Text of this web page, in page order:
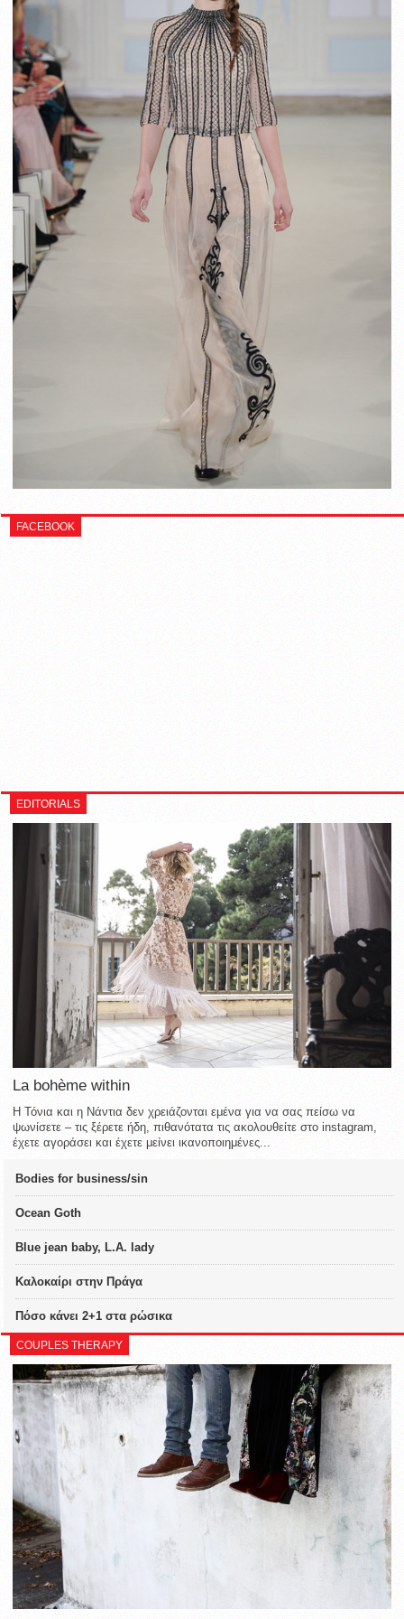
FACEBOOK
EDITORIALS
La bohème within
Η Τόνια και η Νάντια δεν χρειάζονται εμένα για να σας πείσω να
ψωνίσετε – τις ξέρετε ήδη, πιθανότατα τις ακολουθείτε στο instagram,
έχετε αγοράσει και έχετε μείνει ικανοποιημένες...
Bodies for business/sin
Ocean Goth
Blue jean baby, L.A. lady
Καλοκαίρι στην Πράγα
Πόσο κάνει 2+1 στα ρώσικα
COUPLES THERAPY